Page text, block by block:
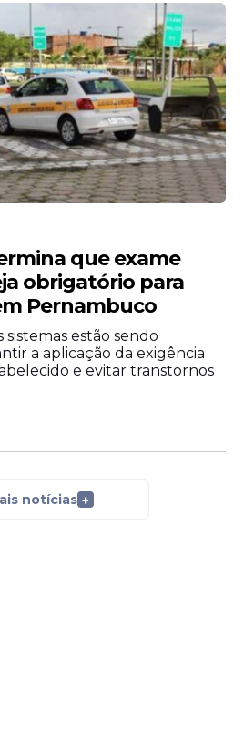
que exame
obrigatório para
Pernambuco
estão sendo
a aplicação da exigência
e evitar transtornos
notícias +